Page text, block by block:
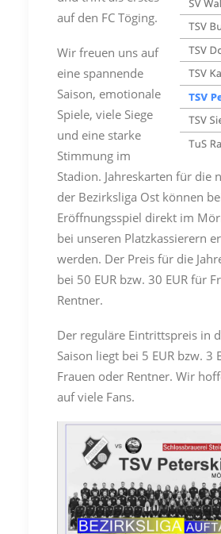
auf den FC Töging.
Wir freuen uns auf
eine spannende
Saison, emotionale
Spiele, viele Siege
und eine starke
Stimmung im
Stadion. Jahreskarten für die
der Bezirksliga Ost können
Eröffnungsspiel direkt im
bei unseren Platzkassierern
werden. Der Preis für die
bei 50 EUR bzw. 30 EUR für
Rentner.
Der reguläre Eintrittspreis in
Saison liegt bei 5 EUR bzw. 3
Frauen oder Rentner. Wir
auf viele Fans.